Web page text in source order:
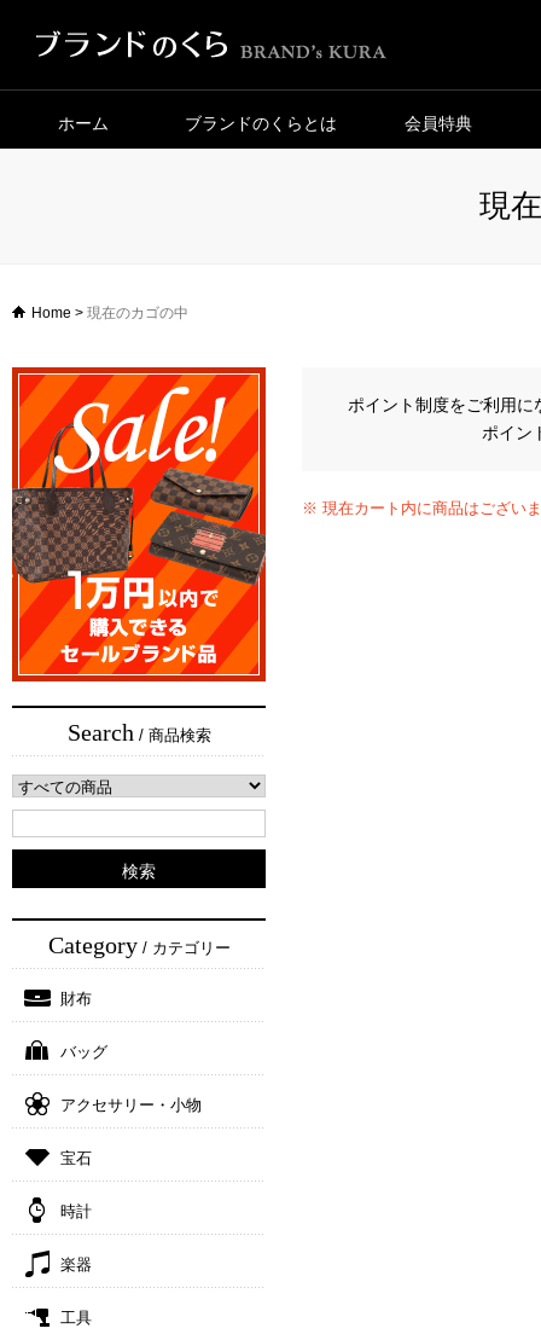
ホーム ブランドのくらとは 会員特典
現
Home > 現在のカゴの中
Search/ 商品検索
Category/ カテゴリー
財布
バッグ
アクセサリー・小物
宝石
時計
楽器
工具
ポイント制度をご利用
ポイン
※ 現在カート内に商品はござい